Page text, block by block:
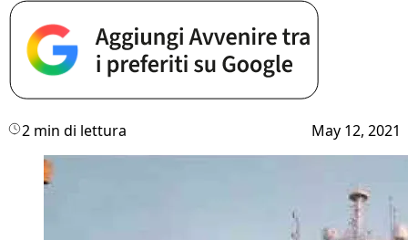
2 min di lettura May 12, 2021